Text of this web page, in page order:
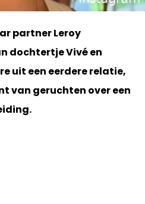
partner Leroy
dochtertje Vivé en
uit een eerdere relatie,
van geruchten over een